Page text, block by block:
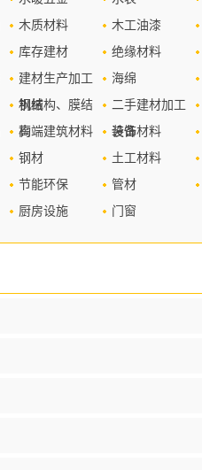
木质材料
木工油漆
库存建材
绝缘材料
建材生产加工
机械
海绵
钢结构、膜结
构
二手建材加工
设备
高端建筑材料
装饰材料
钢材
土工材料
节能环保
管材
厨房设施 门窗